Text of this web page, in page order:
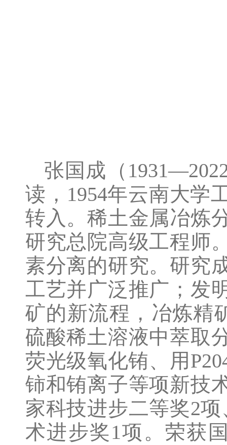
张国成（
读，1954年云南大学
转入。稀土金属冶炼
研究总院高级工程师
素分离的研究。研究
工艺并广泛推广；发
矿的新流程，冶炼精
硫酸稀土溶液中萃取
荧光级氧化铕、用
铈和铕离子等项新技
家科技进步二等奖2
术进步奖1项。荣获